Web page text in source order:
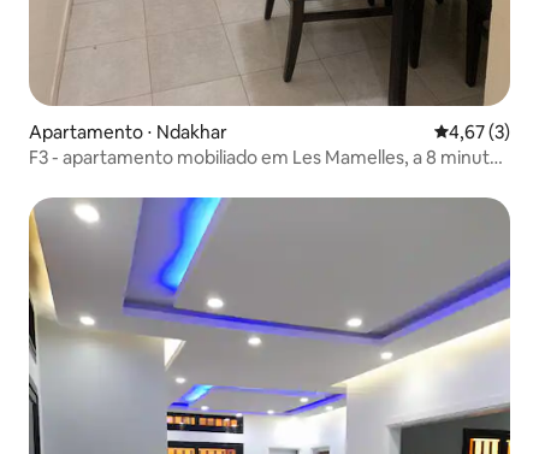
Apartamento ⋅ Ndakhar 4,67 de
4,67 (3)
F3 - apartamento mobiliado em Les Mamelles, a 8 minutos